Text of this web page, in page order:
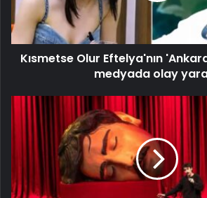
Kısmetse Olur Eftelya'nın
medyada olay